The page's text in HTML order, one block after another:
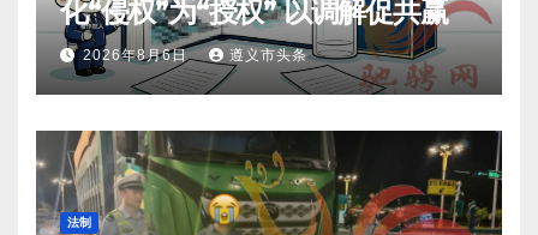
化“侵权”为“授权” 以调解促共赢
2026年8月6日 遵义市头条
法制